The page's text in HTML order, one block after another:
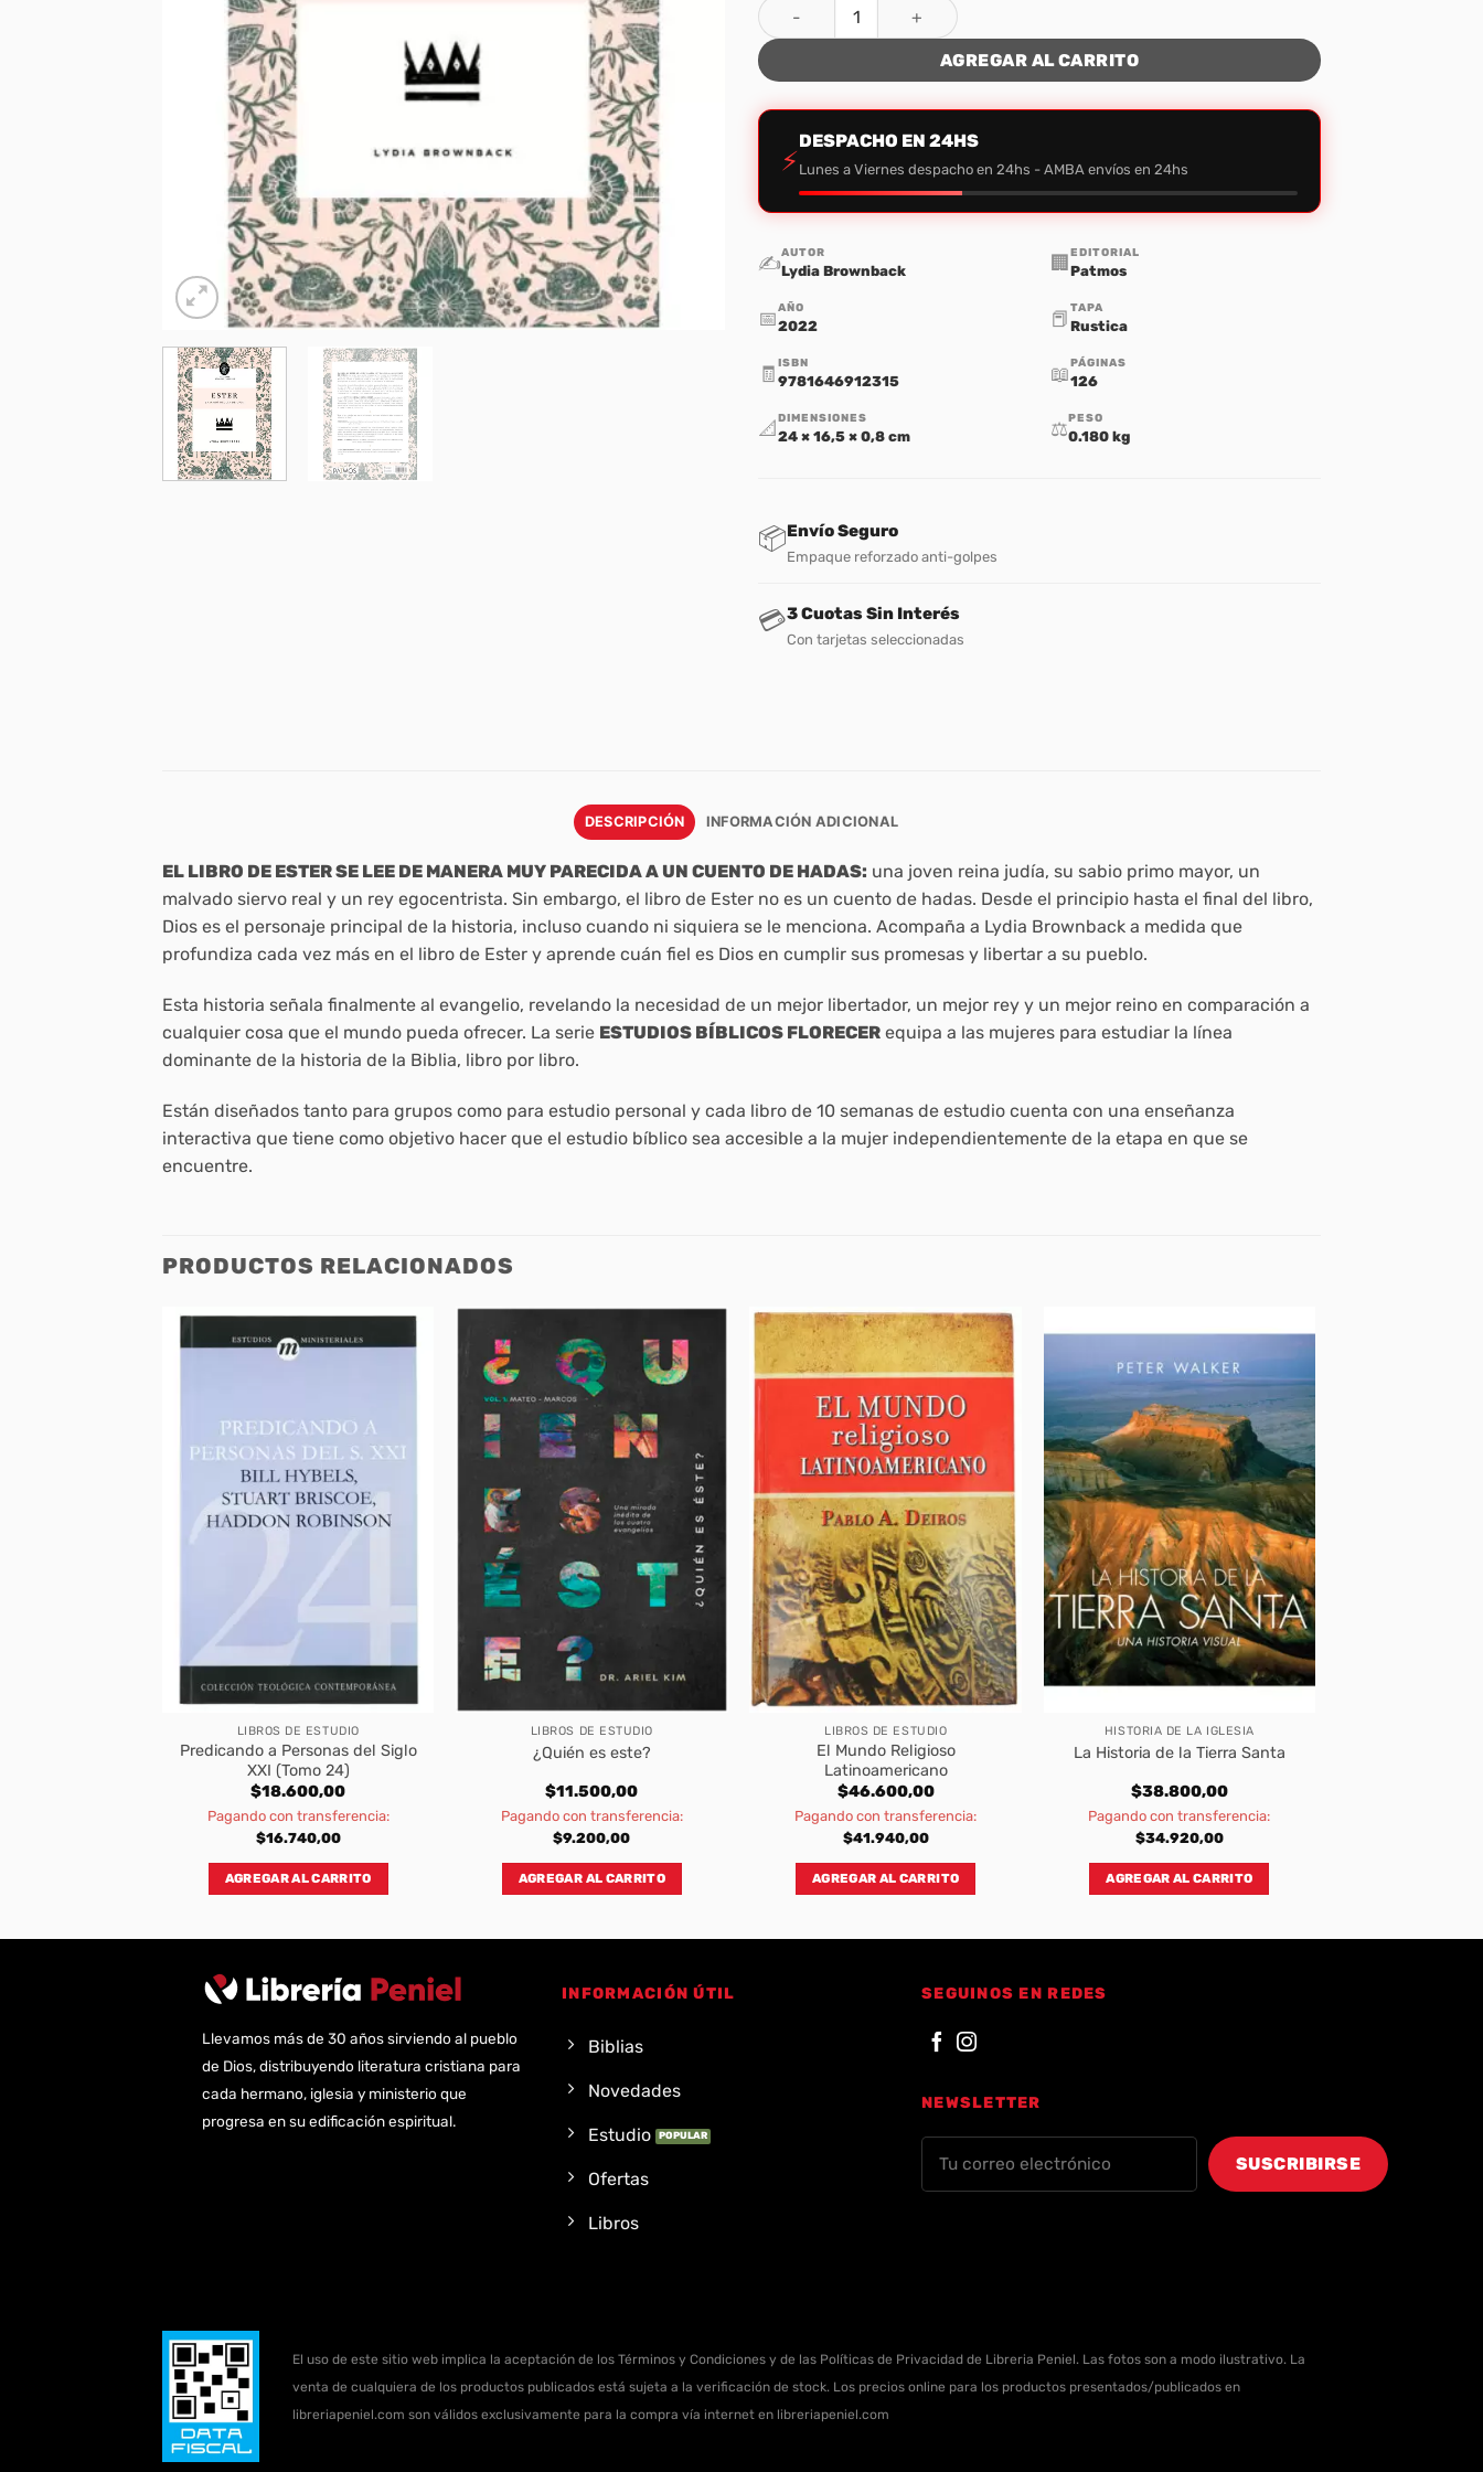
Ester: La mano oculta de Dios cantidad
AGREGAR AL CARRITO
⚡
DESPACHO EN 24HS
Lunes a Viernes despacho en 24hs - AMBA envíos en 24hs
✍️AUTOR
Lydia Brownback 🏢 EDITORIAL
Patmos
📅AÑO
2022 📕 TAPA
Rustica
🧾 ISBN
9781646912315 📖PÁGINAS
126
📐 DIMENSIONES
24 × 16,5 × 0,8 cm ⚖️PESO
0.180 kg
📦Envío Seguro
Empaque reforzado anti-golpes
💳3 Cuotas Sin Interés
Con tarjetas seleccionadas
DESCRIPCIÓN INFORMACIÓN ADICIONAL
EL LIBRO DE ESTER SE LEE DE MANERA MUY PARECIDA A UN CUENTO DE HADAS: una joven reina judía, su sabio primo mayor, un
malvado siervo real y un rey egocentrista. Sin embargo, el libro de Ester no es un cuento de hadas. Desde el principio hasta el final del libro,
Dios es el personaje principal de la historia, incluso cuando ni siquiera se le menciona. Acompaña a Lydia Brownback a medida que
profundiza cada vez más en el libro de Ester y aprende cuán fiel es Dios en cumplir sus promesas y libertar a su pueblo.
Esta historia señala finalmente al evangelio, revelando la necesidad de un mejor libertador, un mejor rey y un mejor reino en comparación a
cualquier cosa que el mundo pueda ofrecer. La serie ESTUDIOS BÍBLICOS FLORECER equipa a las mujeres para estudiar la línea
dominante de la historia de la Biblia, libro por libro.
Están diseñados tanto para grupos como para estudio personal y cada libro de 10 semanas de estudio cuenta con una enseñanza
interactiva que tiene como objetivo hacer que el estudio bíblico sea accesible a la mujer independientemente de la etapa en que se
encuentre.
PRODUCTOS RELACIONADOS
LIBROS DE ESTUDIO
Predicando a Personas del Siglo
XXI (Tomo 24)
$18.600,00
Pagando con transferencia:
$16.740,00
AGREGAR AL CARRITO
LIBROS DE ESTUDIO
¿Quién es este?
$11.500,00
Pagando con transferencia:
$9.200,00
AGREGAR AL CARRITO
LIBROS DE ESTUDIO
El Mundo Religioso
Latinoamericano
$46.600,00
Pagando con transferencia:
$41.940,00
AGREGAR AL CARRITO
HISTORIA DE LA IGLESIA
La Historia de la Tierra Santa
$38.800,00
Pagando con transferencia:
$34.920,00
AGREGAR AL CARRITO
Llevamos más de 30 años sirviendo al pueblo
de Dios, distribuyendo literatura cristiana para
cada hermano, iglesia y ministerio que
progresa en su edificación espiritual.
INFORMACIÓN ÚTIL
Biblias
Novedades
Estudio
Ofertas
Libros
SEGUINOS EN REDES
NEWSLETTER
El uso de este sitio web implica la aceptación de los Términos y Condiciones y de las Políticas de Privacidad de Libreria Peniel. Las fotos son a modo ilustrativo. La
venta de cualquiera de los productos publicados está sujeta a la verificación de stock. Los precios online para los productos presentados/publicados en
libreriapeniel.com son válidos exclusivamente para la compra vía internet en libreriapeniel.com